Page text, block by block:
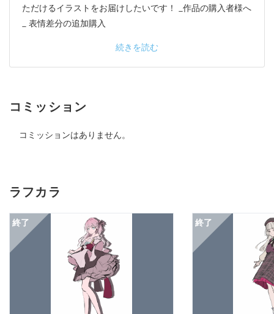
ただけるイラストをお届けしたいです！ _作品の購入者様へ
_ 表情差分の追加購入
続きを読む
コミッション
コミッションはありません。
ラフカラ